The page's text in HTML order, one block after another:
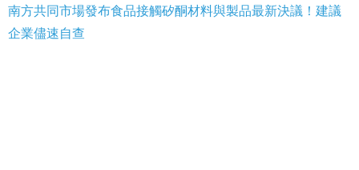
南方共同市場發布食品接觸矽酮材料與製品最新決議！建議
企業儘速自查